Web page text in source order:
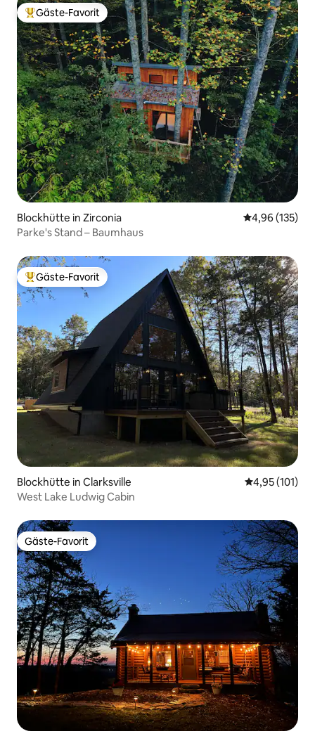
Beliebter Gäste-Favorit.
Gäste-Favorit
Blockhütte in Zirconia
4,96 (135)
Parke's Stand – Baumhaus
Beliebter Gäste-Favorit.
Gäste-Favorit
Blockhütte in Clarksville
4,95 (101)
West Lake Ludwig Cabin
Gäste-Favorit
Gäste-Favorit